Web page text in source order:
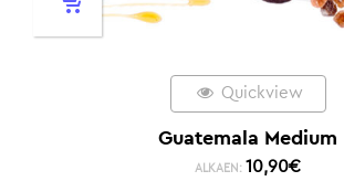
Quickview
Guatemala Medium
ALKAEN: 10,90€